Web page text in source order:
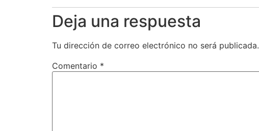
Deja una respuesta
Tu dirección de correo electrónico no será publicada.
Comentario *